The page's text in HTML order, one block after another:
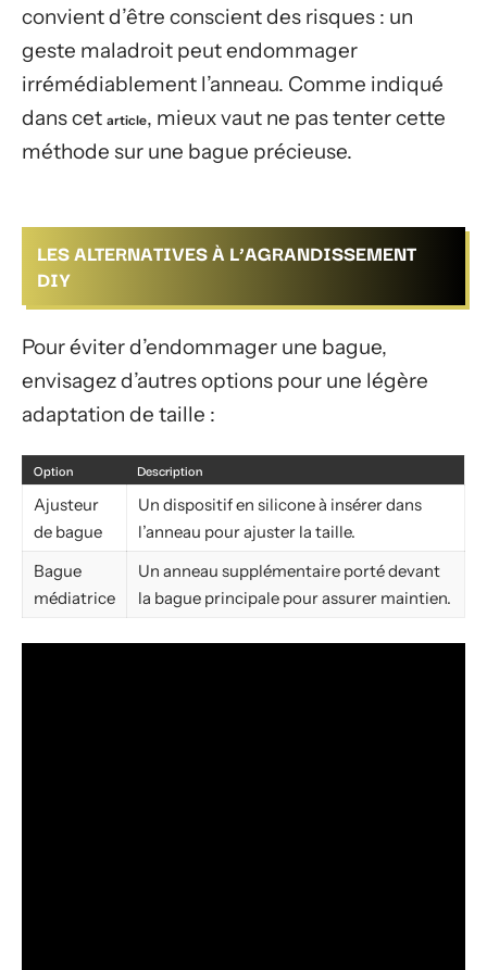
convient d’être conscient des risques : un
geste maladroit peut endommager
irrémédiablement l’anneau. Comme indiqué
dans cet article, mieux vaut ne pas tenter cette
méthode sur une bague précieuse.
LES ALTERNATIVES À L’AGRANDISSEMENT
DIY
Pour éviter d’endommager une bague,
envisagez d’autres options pour une légère
adaptation de taille :
Option
Description
Ajusteur
de bague
Un dispositif en silicone à insérer dans
l’anneau pour ajuster la taille.
Bague
médiatrice
Un anneau supplémentaire porté devant
la bague principale pour assurer maintien.